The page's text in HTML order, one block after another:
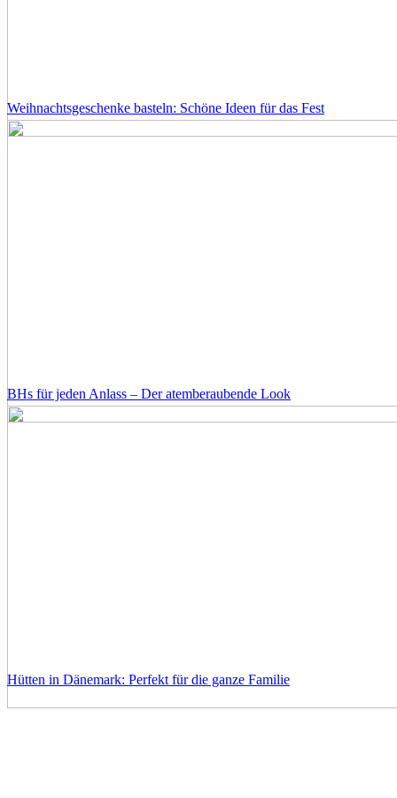
Weihnachtsgeschenke basteln: Schöne Ideen für das Fest
BHs für jeden Anlass – Der atemberaubende Look
Hütten in Dänemark: Perfekt für die ganze Familie